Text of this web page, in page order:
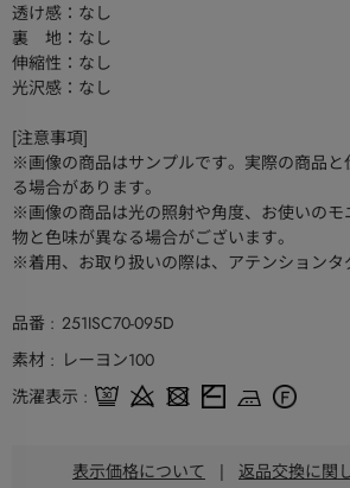
透け感：なし
裏 地：なし
伸縮性：なし
光沢感：なし
[注意事項]
※画像の商品はサンプルです。実際の商品と
る場合があります。
※画像の商品は光の照射や角度、お使いのモ
物と色味が異なる場合がございます。
※着用、お取り扱いの際は、アテンションタ
品番
251ISC70-095D
素材
レーヨン100
洗濯表示
表示価格について | 返品交換に関